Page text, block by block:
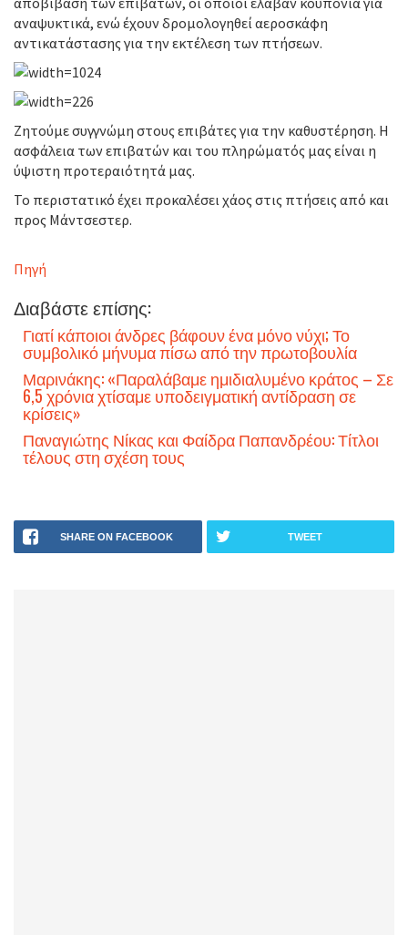
αναψυκτικά, ενώ έχουν δρομολογηθεί αεροσκάφη
αντικατάστασης για την εκτέλεση των πτήσεων.
Ζητούμε συγγνώμη στους επιβάτες για την καθυστέρηση. Η
ασφάλεια των επιβατών και του πληρώματός μας είναι η
ύψιστη προτεραιότητά μας.
Το περιστατικό έχει προκαλέσει χάος στις πτήσεις από και
προς Μάντσεστερ.
Πηγή
Διαβάστε επίσης:
Γιατί κάποιοι άνδρες βάφουν ένα μόνο νύχι; Το
συμβολικό μήνυμα πίσω από την πρωτοβουλία
Μαρινάκης: «Παραλάβαμε ημιδιαλυμένο κράτος – Σε
6,5 χρόνια χτίσαμε υποδειγματική αντίδραση σε
κρίσεις»
Παναγιώτης Νίκας και Φαίδρα Παπανδρέου: Τίτλοι
τέλους στη σχέση τους
SHARE ON FACEBOOK TWEET